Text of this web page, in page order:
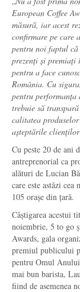
European Coffee
măsură, iar acest
confirmare pe care
pentru noi faptul
prezenți și premiați
pentru a face
România. Cu
pentru performanța
trebuie să
calitatea
așteptările
Cu peste 20 de ani
antreprenorial ca
alături de Lucian
care este astăzi
105 orașe din țară.
Câștigarea acestui
noiembrie, 5 to go
Awards, gala
premiul publicului
pentru Omul
mai bun barista,
fiind de asemenea